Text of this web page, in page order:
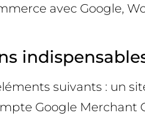
avec Google,
suivants : un
Google